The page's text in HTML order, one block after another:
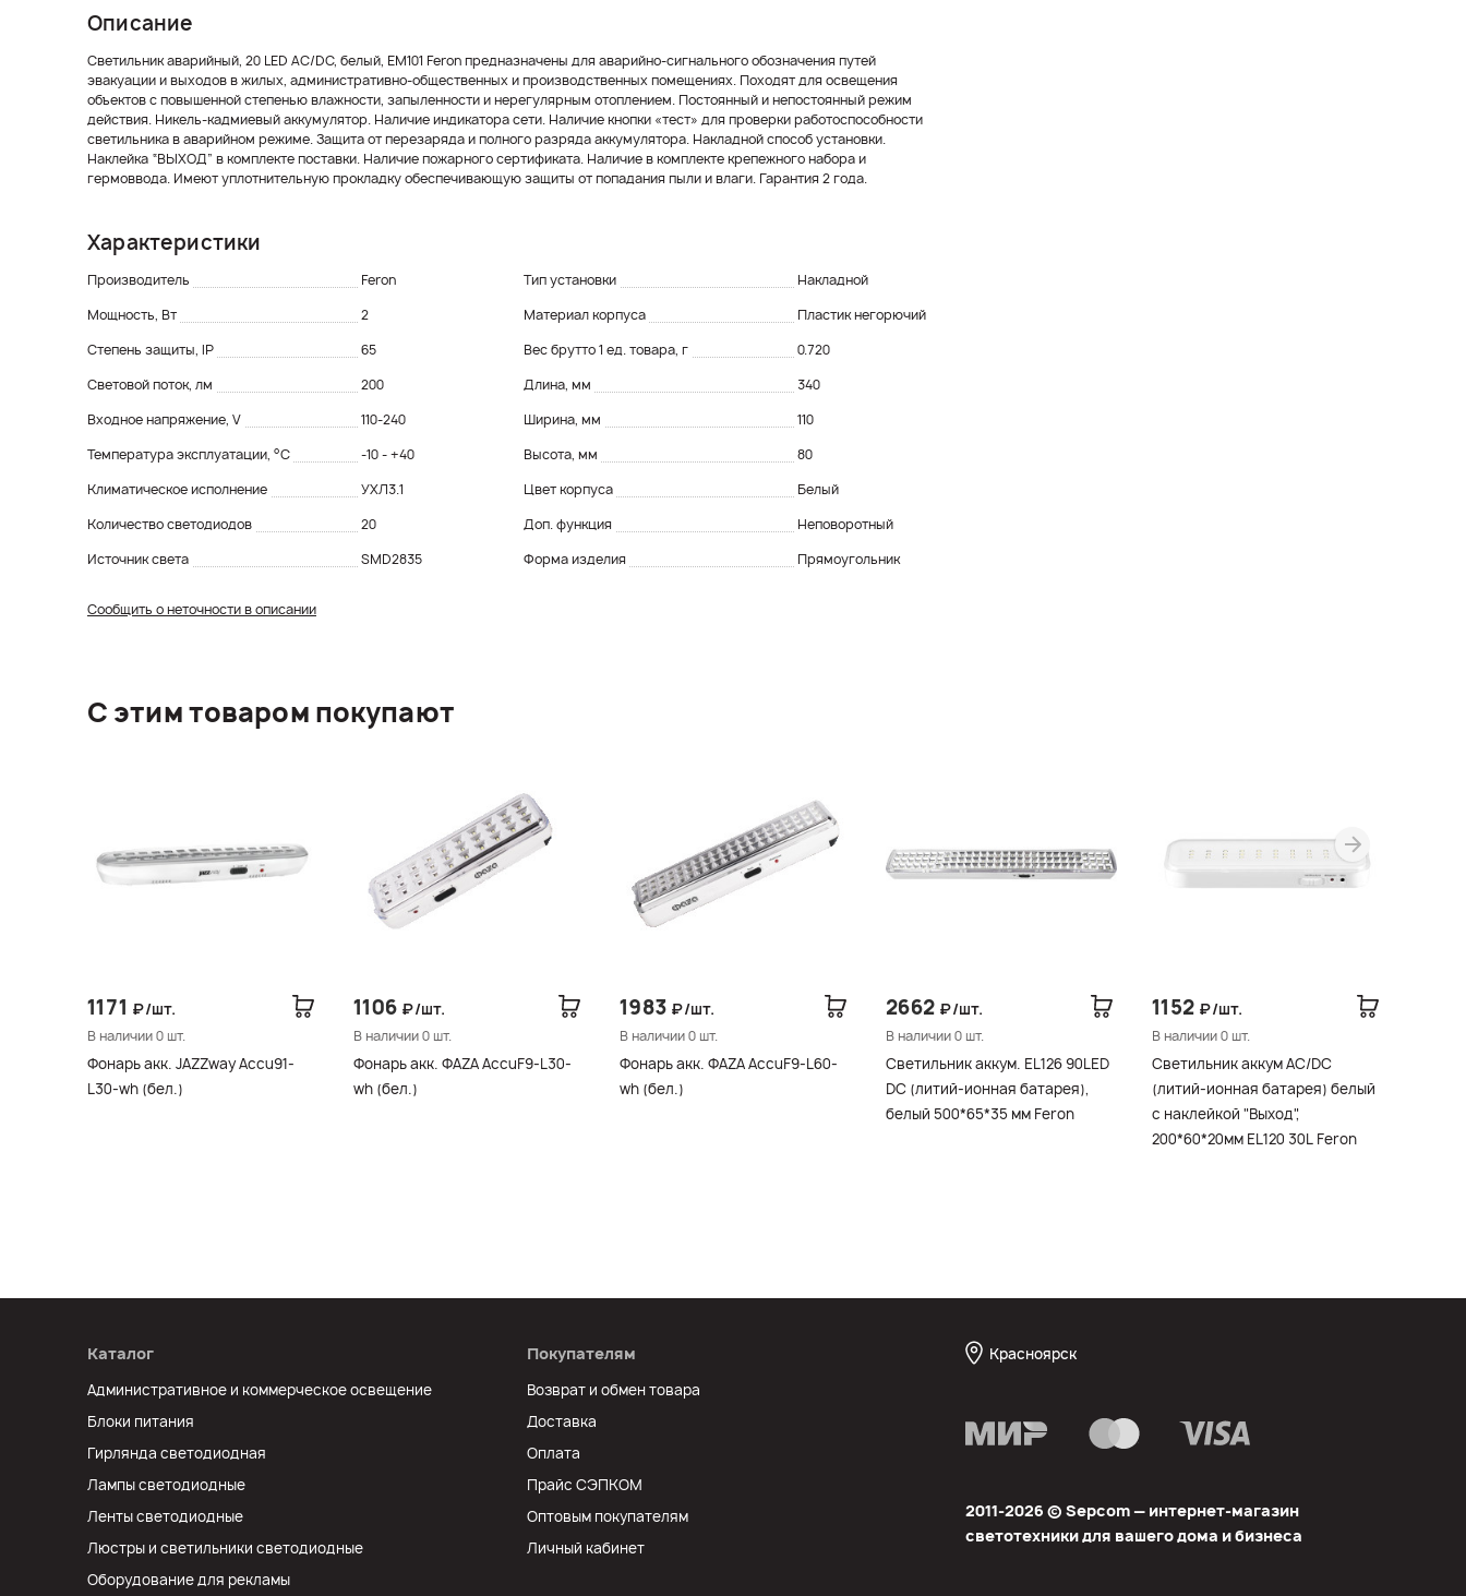
Описание
Светильник аварийный, 20 LED AC/DC, белый, EM101 Feron предназначены для аварийно-сигнального обозначения путей
эвакуации и выходов в жилых, административно-общественных и производственных помещениях. Походят для освещения
объектов с повышенной степенью влажности, запыленности и нерегулярным отоплением. Постоянный и непостоянный режим
действия. Никель-кадмиевый аккумулятор. Наличие индикатора сети. Наличие кнопки «тест» для проверки работоспособности
светильника в аварийном режиме. Защита от перезаряда и полного разряда аккумулятора. Накладной способ установки.
Наклейка “ВЫХОД” в комплекте поставки. Наличие пожарного сертификата. Наличие в комплекте крепежного набора и
гермоввода. Имеют уплотнительную прокладку обеспечивающую защиты от попадания пыли и влаги. Гарантия 2 года.
Характеристики
Производитель
Feron
Мощность, Вт
2
Степень защиты, IP
65
Световой поток, лм
200
Входное напряжение, V
110-240
Температура эксплуатации, °С
-10 - +40
Климатическое исполнение
УХЛ3.1
Количество светодиодов
20
Источник света
SMD2835
Тип установки
Накладной
Материал корпуса
Пластик негорючий
Вес брутто 1 ед. товара, г
0.720
Длина, мм
340
Ширина, мм
110
Высота, мм
80
Цвет корпуса
Белый
Доп. функция
Неповоротный
Форма изделия
Прямоугольник
Сообщить о неточности в описании
С этим товаром покупают
1171 ₽/шт.
В наличии 0 шт.
Фонарь акк. JAZZway Accu91-
L30-wh (бел.)
1106 ₽/шт.
В наличии 0 шт.
Фонарь акк. ФАZА AccuF9-L30-
wh (бел.)
1983 ₽/шт.
В наличии 0 шт.
Фонарь акк. ФАZА AccuF9-L60-
wh (бел.)
2662 ₽/шт.
В наличии 0 шт.
Светильник аккум. EL126 90LED
DC (литий-ионная батарея),
белый 500*65*35 мм Feron
1152 ₽/шт.
В наличии 0 шт.
Светильник аккум AC/DC
(литий-ионная батарея) белый
с наклейкой "Выход",
200*60*20мм EL120 30L Feron
Каталог
Административное и коммерческое освещение
Блоки питания
Гирлянда светодиодная
Лампы светодиодные
Ленты светодиодные
Люстры и светильники светодиодные
Оборудование для рекламы
Покупателям
Возврат и обмен товара
Доставка
Оплата
Прайс СЭПКОМ
Оптовым покупателям
Личный кабинет
Красноярск
2011-2026 © Sеpcom — интернет-магазин
светотехники для вашего дома и бизнеса